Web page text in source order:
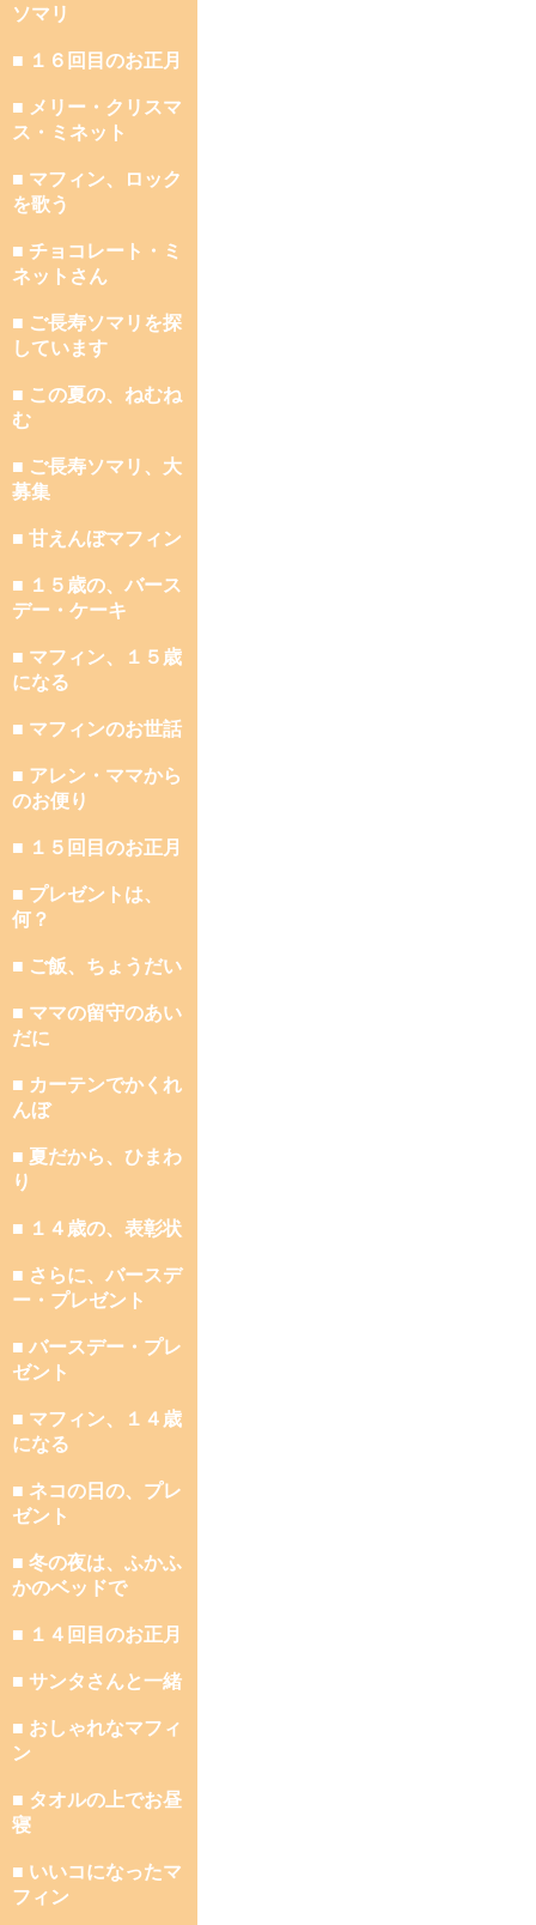
ソマリ
■ １６回目のお正月
■ メリー・クリスマ
ス・ミネット
■ マフィン、ロック
を歌う
■ チョコレート・ミ
ネットさん
■ ご長寿ソマリを探
しています
■ この夏の、ねむね
む
■ ご長寿ソマリ、大
募集
■ 甘えんぼマフィン
■ １５歳の、バース
デー・ケーキ
■ マフィン、１５歳
になる
■ マフィンのお世話
■ アレン・ママから
のお便り
■ １５回目のお正月
■ プレゼントは、
何？
■ ご飯、ちょうだい
■ ママの留守のあい
だに
■ カーテンでかくれ
んぼ
■ 夏だから、ひまわ
り
■ １４歳の、表彰状
■ さらに、バースデ
ー・プレゼント
■ バースデー・プレ
ゼント
■ マフィン、１４歳
になる
■ ネコの日の、プレ
ゼント
■ 冬の夜は、ふかふ
かのベッドで
■ １４回目のお正月
■ サンタさんと一緒
■ おしゃれなマフィ
ン
■ タオルの上でお昼
寝
■ いいコになったマ
フィン